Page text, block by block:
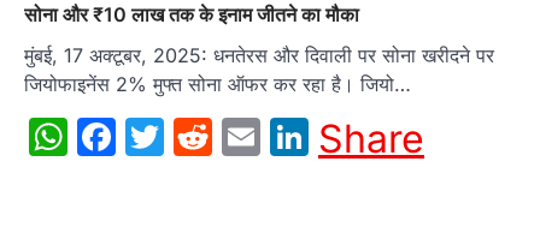
सोना और ₹10 लाख तक के इनाम जीतने का मौका
मुंबई, 17 अक्टूबर, 2025: धनतेरस और दिवाली पर सोना खरीदने पर
जियोफाइनेंस 2% मुफ्त सोना ऑफर कर रहा है। जियो…
WhatsApp
Facebook
Twitter
Reddit
EmailLinkedIn
Share